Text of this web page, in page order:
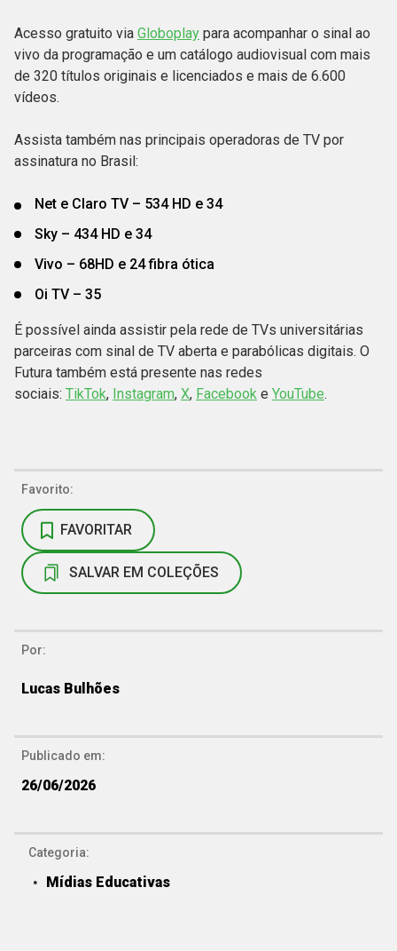
Acesso gratuito via Globoplay para acompanhar o sinal ao
vivo da programação e um catálogo audiovisual com mais
de 320 títulos originais e licenciados e mais de 6.600
vídeos.
Assista também nas principais operadoras de TV por
assinatura no Brasil:
Net e Claro TV – 534 HD e 34
Sky – 434 HD e 34
Vivo – 68HD e 24 fibra ótica
Oi TV – 35
É possível ainda assistir pela rede de TVs universitárias
parceiras com sinal de TV aberta e parabólicas digitais. O
Futura também está presente nas redes
sociais: TikTok, Instagram, X, Facebook e YouTube.
Favorito:
FAVORITAR
SALVAR EM COLEÇÕES
Por:
Lucas Bulhões
Publicado em:
26/06/2026
Categoria:
Mídias Educativas